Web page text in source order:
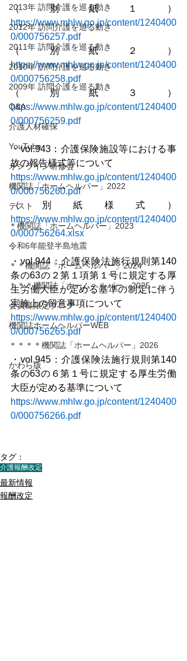
2013年 訪問介護を巡る動き
2012年 訪問介護を巡る動き
2011年 訪問介護を巡る動き
2010年 訪問介護を巡る動き
2009年 訪問介護を巡る動き
Q&A
介護人材確保
YouTube
オンライン研修会
機関誌「ホームヘルパー」2022
テスト
＊機関誌「ホームヘルパー」2023
令和6年能登半島地震
＊＊機関誌「ホームヘルパー」2024
＊＊＊機関誌「ホームヘルパー」2025
会員様限定ブログ
機関誌ホームヘルパーWEB
＊＊＊＊機関誌「ホームヘルパー」2026
かわら版
（別紙１）
https://www.mhlw.go.jp/content/1240400
0/000756257.pdf
（別紙２）
https://www.mhlw.go.jp/content/1240400
0/000756258.pdf
（別紙３）
https://www.mhlw.go.jp/content/1240400
0/000756259.pdf
・vol.943：介護保険施設等における事
故の報告様式等について
https://www.mhlw.go.jp/content/1240400
0/000756260.pdf
（別紙様式）
https://www.mhlw.go.jp/content/1240400
0/000756264.xlsx
・vol.944：介護保険法施行規則第140
条の63の２第１項第１号に規定する厚
生労働大臣が定める基準の制定に伴う
実施上の留意事項について
https://www.mhlw.go.jp/content/1240400
0/000756265.pdf
・vol.945：介護保険法施行規則第140
条の63の６第１号に規定する厚生労働
大臣が定める基準について
https://www.mhlw.go.jp/content/1240400
0/000756266.pdf
タグ：
介護報酬改定
最新情報
報酬改定